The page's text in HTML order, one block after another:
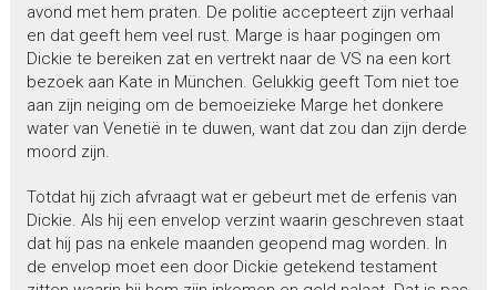
avond met hem praten. De politie accepteert zijn verhaal
en dat geeft hem veel rust. Marge is haar pogingen om
Dickie te bereiken zat en vertrekt naar de VS na een kort
bezoek aan Kate in München. Gelukkig geeft Tom niet toe
aan zijn neiging om de bemoeizieke Marge het donkere
water van Venetië in te duwen, want dat zou dan zijn derde
moord zijn.
Totdat hij zich afvraagt wat er gebeurt met de erfenis van
Dickie. Als hij een envelop verzint waarin geschreven staat
dat hij pas na enkele maanden geopend mag worden. In
de envelop moet een door Dickie getekend testament